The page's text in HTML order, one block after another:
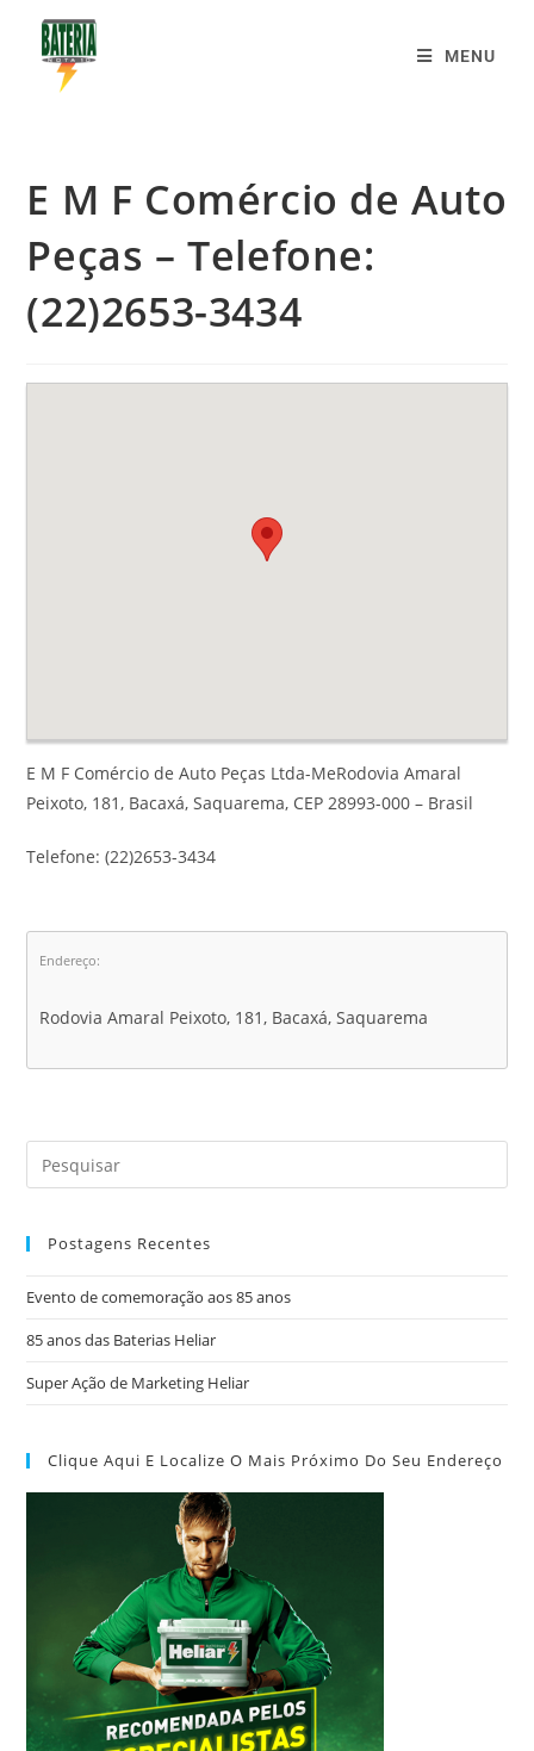
MENU
E M F Comércio de Auto
Peças – Telefone:
(22)2653-3434
E M F Comércio de Auto Peças Ltda-MeRodovia Amaral
Peixoto, 181, Bacaxá, Saquarema, CEP 28993-000 – Brasil
Telefone: (22)2653-3434
Endereço:
Rodovia Amaral Peixoto, 181, Bacaxá, Saquarema
Postagens Recentes
Evento de comemoração aos 85 anos
85 anos das Baterias Heliar
Super Ação de Marketing Heliar
Clique Aqui E Localize O Mais Próximo Do Seu Endereço